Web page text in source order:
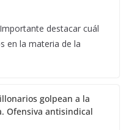
destacar cuál
en la materia de la
golpean a la
Ofensiva antisindical